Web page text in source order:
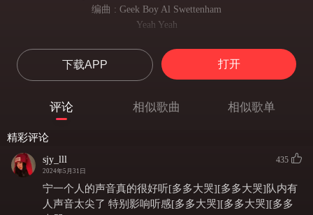
编曲 : Geek Boy Al Swettenham
Yeah Yeah
난 또 너를 두드리고 있어
我又在叩响你的心扉
반짝이는 수면 위를 매일
每日都在波光粼粼的水面
잔잔하게 일렁이는 Sign
若细细观察 这捉摸不透的你
깊은 그 눈빛이 궁금해지면
下载APP 打开
评论 相似歌曲 相似歌单
精彩评论
sjy_lll
2024年5月31日
435
宁一个人的声音真的很好听[多多大哭][多多大哭]队内有
人声音太尖了 特别影响听感[多多大哭][多多大哭][多多